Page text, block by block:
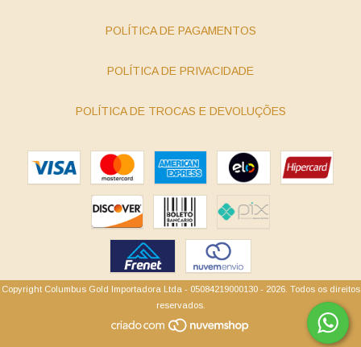
POLÍTICA DE PAGAMENTOS
POLÍTICA DE PRIVACIDADE
POLÍTICA DE TROCAS E DEVOLUÇÕES
Copyright Columbus Gold Importadora Ltda - 05084219000130 - 2026. Todos os direitos
reservados.